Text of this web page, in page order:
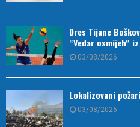
Dres Tijane
“Vedar osmijeh“
03/08/2026
Lokalizovani
03/08/2026